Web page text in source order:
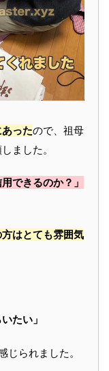
ったので、祖母
ました。
用できるのか？」
はとても雰囲気
たい」
じられました。